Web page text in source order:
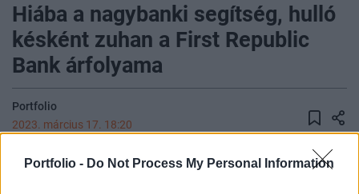
Portfolio - Do Not Process My Personal Information
Hiába a nagybanki segítség, hulló
késként zuhan a First Republic
Bank árfolyama
Portfolio
2023. március 17. 18:20
Újabb több mint 20%-os esésben vannak a New